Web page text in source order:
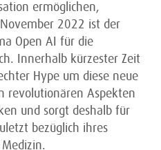
ermöglichen,
2022 ist der
Open AI für die
Innerhalb kürzester Zeit
Hype um diese neue
revolutionären Aspekten
und sorgt deshalb für
bezüglich ihres